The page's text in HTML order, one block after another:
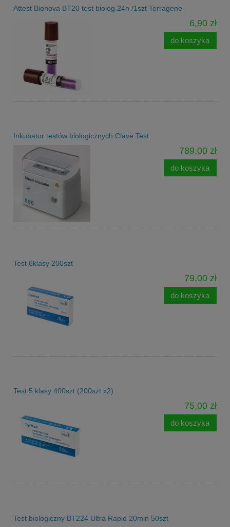
Attest Bionova BT20 test biolog.24h /1szt Terragene
6,90 zł
do koszyka
Inkubator testów biologicznych Clave Test
789,00 zł
do koszyka
Test 6klasy 200szt
79,00 zł
do koszyka
Test 5 klasy 400szt (200szt x2)
75,00 zł
do koszyka
Test biologiczny BT224 Ultra Rapid 20min 50szt